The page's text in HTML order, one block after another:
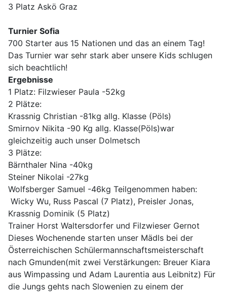
3 Platz Askö Graz
Turnier Sofia
700 Starter aus 15 Nationen und das an einem Tag!
Das Turnier war sehr stark aber unsere Kids schlugen
sich beachtlich!
Ergebnisse
1 Platz: Filzwieser Paula -52kg
2 Plätze:
Krassnig Christian -81kg allg. Klasse (Pöls)
Smirnov Nikita -90 Kg allg. Klasse(Pöls)war
gleichzeitig auch unser Dolmetsch
3 Plätze:
Bärnthaler Nina -40kg
Steiner Nikolai -27kg
Wolfsberger Samuel -46kg Teilgenommen haben:
Wicky Wu, Russ Pascal (7 Platz), Preisler Jonas,
Krassnig Dominik (5 Platz)
Trainer Horst Waltersdorfer und Filzwieser Gernot
Dieses Wochenende starten unser Mädls bei der
Österreichischen Schülermannschaftsmeisterschaft
nach Gmunden(mit zwei Verstärkungen: Breuer Kiara
aus Wimpassing und Adam Laurentia aus Leibnitz) Für
die Jungs gehts nach Slowenien zu einem der